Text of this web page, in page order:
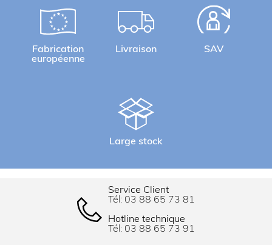
Fabrication
européenne
Livraison SAV
Large stock
Service Client
Tél: 03 88 65 73 81
Hotline technique
Tél: 03 88 65 73 91